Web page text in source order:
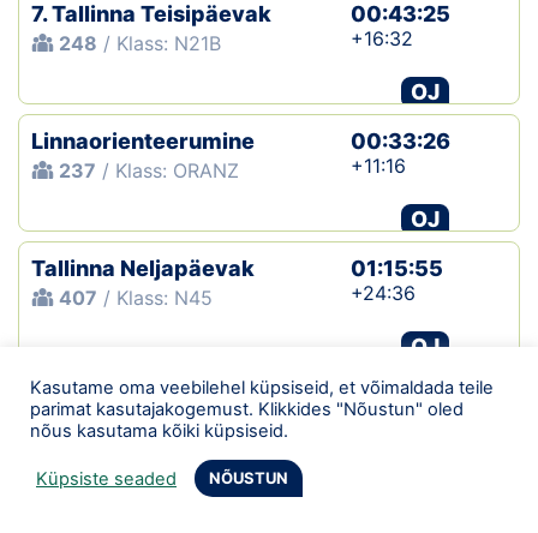
7. Tallinna Teisipäevak
248 / Klass: N21B
00:43:25
+16:32
OJ
Linnaorienteerumine
237 / Klass: ORANZ
00:33:26
+11:16
OJ
Tallinna Neljapäevak
407 / Klass: N45
01:15:55
+24:36
OJ
6. Tallinna Teisipäevak
238/ Klass: N21B
00:51:34
+20:33
Kasutame oma veebilehel küpsiseid, et võimaldada teile
parimat kasutajakogemust. Klikkides "Nõustun" oled
nõus kasutama kõiki küpsiseid.
Küpsiste seaded NÕUSTUN